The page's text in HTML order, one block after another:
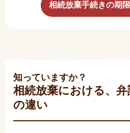
相続放棄手続きの期
知っていますか？
相続放棄における、
の違い